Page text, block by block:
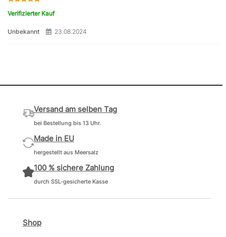
Verifizierter Kauf
Unbekannt 23.08.2024
Versand am selben Tag
bei Bestellung bis 13 Uhr.
Made in EU
hergestellt aus Meersalz
100 % sichere Zahlung
durch SSL-gesicherte Kasse
Shop